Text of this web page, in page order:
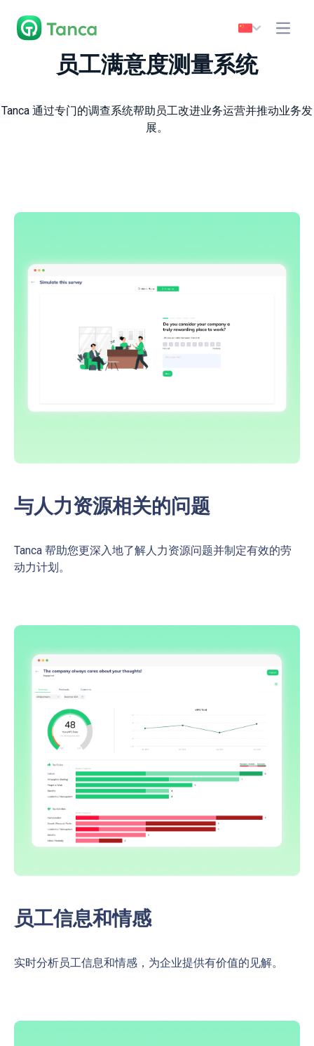
员工满意度测量系统
Tanca 通过专门的调查系统帮助员工改进业务运营并推动业务发
展。
与人力资源相关的问题
Tanca 帮助您更深入地了解人力资源问题并制定有效的劳
动力计划。
员工信息和情感
实时分析员工信息和情感，为企业提供有价值的见解。